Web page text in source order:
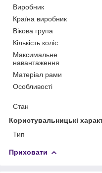
Виробник
Країна виробник
Вікова група
Кількість коліс
Максимальне
навантаження
Матеріал рами
Особливості
Стан
Користувальницькі
Тип
Приховати